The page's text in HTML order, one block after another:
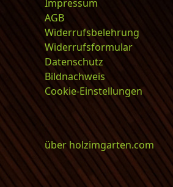
Impressum
AGB
Widerrufsbelehrung
Widerrufsformular
Datenschutz
Bildnachweis
Cookie-Einstellungen
über holzimgarten.com